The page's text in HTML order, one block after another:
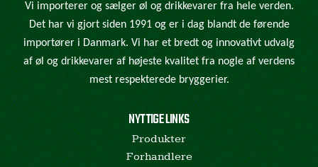
Vi importerer og sælger øl og drikkevarer fra hele verden.
Det har vi gjort siden 1991 og er i dag blandt de førende
importører i Danmark. Vi har et bredt og innovativt udvalg
af øl og drikkevarer af højeste kvalitet fra nogle af verdens
mest respekterede bryggerier.
NYTTIGE LINKS
Produkter
Forhandlere